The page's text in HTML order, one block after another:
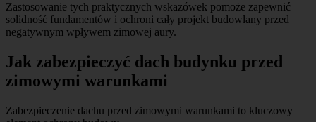
Zastosowanie tych praktycznych wskazówek pomoże zapewnić
solidność fundamentów i ochroni cały projekt budowlany przed
negatywnym wpływem zimowej aury.
Jak zabezpieczyć dach budynku przed
zimowymi warunkami
Zabezpieczenie dachu przed zimowymi warunkami to kluczowy